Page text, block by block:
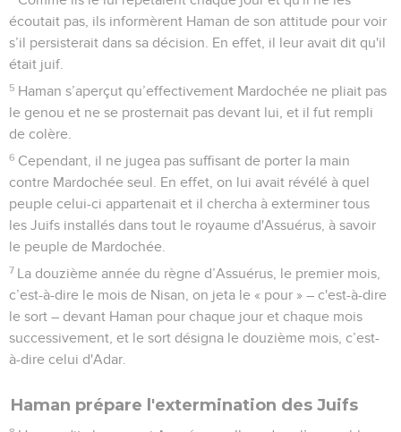
écoutait pas, ils informèrent Haman de son attitude pour voir
s’il persisterait dans sa décision. En effet, il leur avait dit qu'il
était juif.
5 Haman s’aperçut qu’effectivement Mardochée ne pliait pas
le genou et ne se prosternait pas devant lui, et il fut rempli
de colère.
6 Cependant, il ne jugea pas suffisant de porter la main
contre Mardochée seul. En effet, on lui avait révélé à quel
peuple celui-ci appartenait et il chercha à exterminer tous
les Juifs installés dans tout le royaume d'Assuérus, à savoir
le peuple de Mardochée.
7 La douzième année du règne d’Assuérus, le premier mois,
c’est-à-dire le mois de Nisan, on jeta le « pour » – c'est-à-dire
le sort – devant Haman pour chaque jour et chaque mois
successivement, et le sort désigna le douzième mois, c’est-
à-dire celui d'Adar.
Haman prépare l'extermination des Juifs